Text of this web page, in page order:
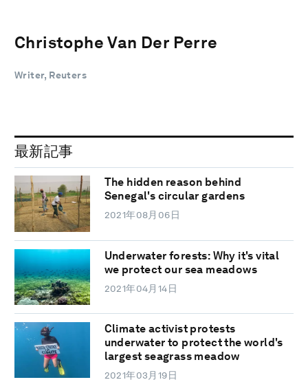
Christophe Van Der Perre
Writer, Reuters
最新記事
The hidden reason behind
Senegal's circular gardens
2021年08月06日
Underwater forests: Why it's vital
we protect our sea meadows
2021年04月14日
Climate activist protests
underwater to protect the world's
largest seagrass meadow
2021年03月19日